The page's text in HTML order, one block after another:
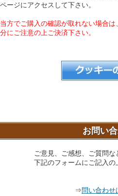
ページにアクセスして下さい。
当方でご購入の確認が取れない場合
分にご注意の上ご決済下さい。
お問い
ご意見、ご感想、ご質問な
下記のフォームにご記入の
⇒問い合わせ